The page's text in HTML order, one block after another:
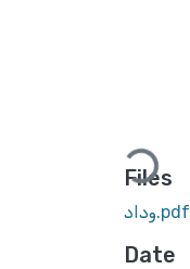
Loading...
Files
وداد.pdf
Date